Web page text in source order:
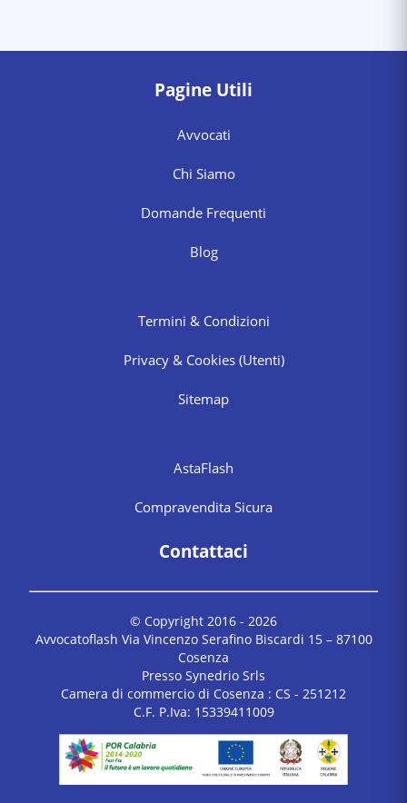
Pagine Utili
Avvocati
Chi Siamo
Domande Frequenti
Blog
Termini & Condizioni
Privacy & Cookies (Utenti)
Sitemap
AstaFlash
Compravendita Sicura
Contattaci
© Copyright 2016 - 2026
Avvocatoflash Via Vincenzo Serafino Biscardi 15 – 87100
Cosenza
Presso Synedrio Srls
Camera di commercio di Cosenza : CS - 251212
C.F. P.Iva: 15339411009